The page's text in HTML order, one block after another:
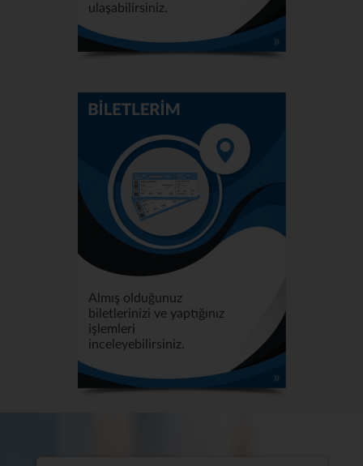
ulaşabilirsiniz.
Almış olduğunuz
biletlerinizi ve yaptığınız
işlemleri
inceleyebilirsiniz.